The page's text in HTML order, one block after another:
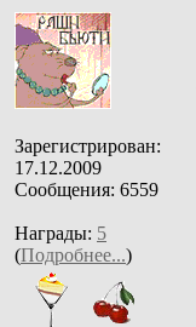
Зарегистрирован:
17.12.2009
Сообщения: 6559
Награды: 5
(Подробнее...)